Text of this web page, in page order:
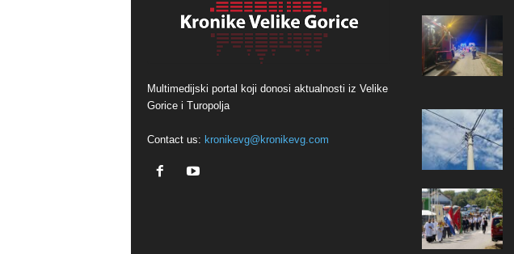
Multimedijski portal koji donosi aktualnosti iz Velike
Gorice i Turopolja
Contact us: kronikevg@kronikevg.com